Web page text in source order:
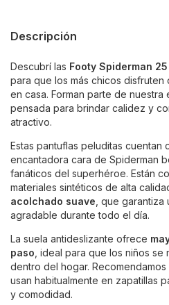
Descripción
Descubrí las Footy Spiderman
para que los más chicos
en casa. Forman parte de nuestra
pensada para brindar calidez y
atractivo.
Estas pantuflas peluditas cuentan
encantadora cara de Spiderman
fanáticos del superhéroe. Están
materiales sintéticos de alta
acolchado suave , que
agradable durante todo el día.
La suela antideslizante ofrece
paso , ideal para que los niños
dentro del hogar.
usan habitualmente en zapatillas
y comodidad.